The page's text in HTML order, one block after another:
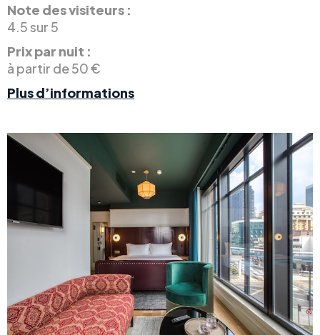
Note des visiteurs :
4.5 sur 5
Prix par nuit :
à partir de 50 €
Plus d’informations